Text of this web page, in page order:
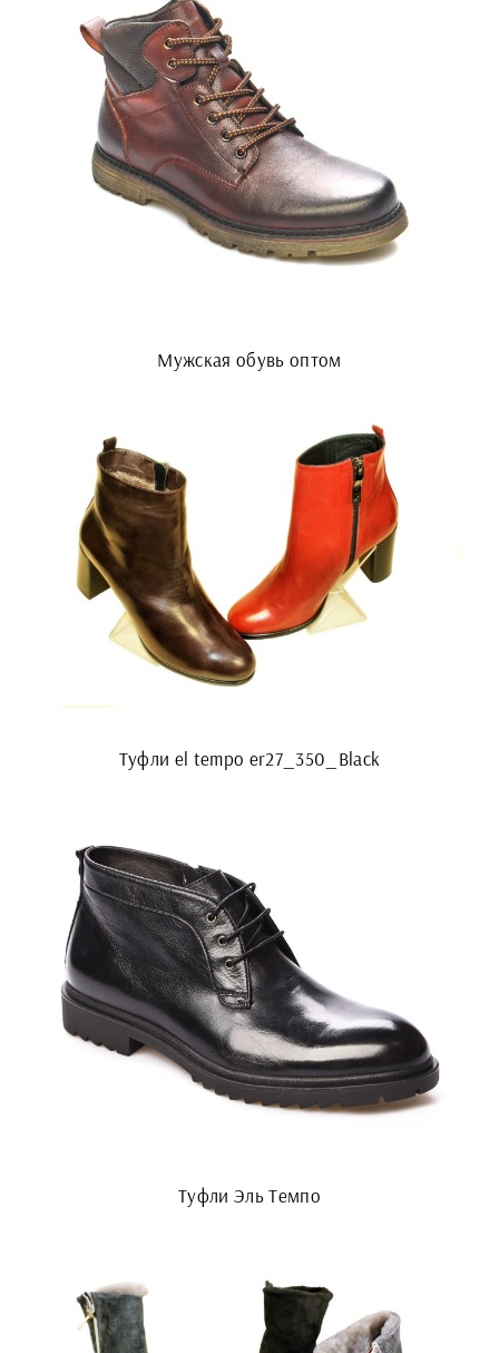
Мужская обувь оптом
Туфли el tempo er27_350_Black
Туфли Эль Темпо